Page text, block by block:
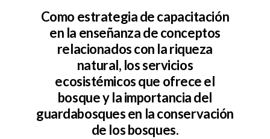
Como estrategia de capacitación
en la enseñanza de conceptos
relacionados con la riqueza
natural, los servicios
ecosistémicos que ofrece el
bosque y la importancia del
guardabosques en la conservación
de los bosques.